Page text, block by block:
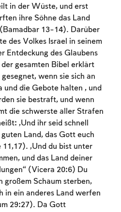
in der Wüste, und erst
ihre Söhne das Land
13-14). Darüber
des Volkes Israel in seinem
Entdeckung des Glaubens
gesamten Bibel erklärt
wenn sie sich an
und die Gebote halten , und
sie bestraft, und wenn
die schwerste aller Strafen
„Und ihr seid schnell
Land, das Gott euch
„Und du bist unter
und das Land deiner
(Vicera 20:6) Du
großem Schaum sterben,
in ein anderes Land werfen
29:27). Da Gott
as learned, you'll need
or log in.